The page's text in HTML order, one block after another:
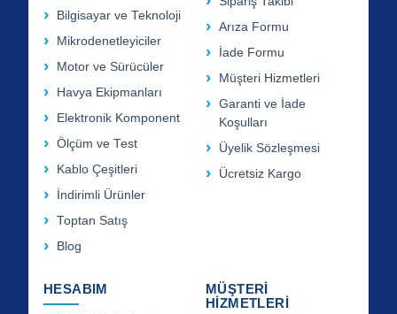
Bilgisayar ve Teknoloji
Mikrodenetleyiciler
Motor ve Sürücüler
Havya Ekipmanları
Elektronik Komponent
Ölçüm ve Test
Kablo Çeşitleri
İndirimli Ürünler
Toptan Satış
Blog
Arıza Formu
İade Formu
Müşteri Hizmetleri
Garanti ve İade
Koşulları
Üyelik Sözleşmesi
Ücretsiz Kargo
HESABIM
MÜŞTERİ
HİZMETLERİ